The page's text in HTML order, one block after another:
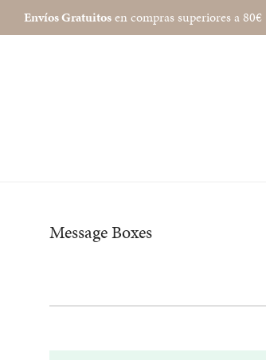
Envíos Gratuitosen compras superiores a 80€
Message Boxes